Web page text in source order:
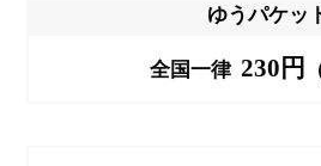
ゆうパケッ
全国一律 230円